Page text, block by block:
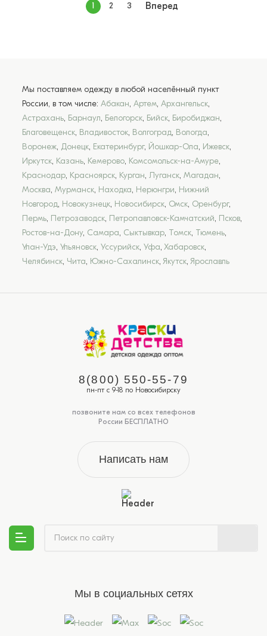
1 2 3 Вперед
Мы поставляем одежду в любой населённый пункт
России, в том числе: Абакан, Артем, Архангельск,
Астрахань, Барнаул, Белогорск, Бийск, Биробиджан,
Благовещенск, Владивосток, Волгоград, Вологда,
Воронеж, Донецк, Екатеринбург, Йошкар-Ола, Ижевск,
Иркутск, Казань, Кемерово, Комсомольск-на-Амуре,
Краснодар, Красноярск, Курган, Луганск, Магадан,
Москва, Мурманск, Находка, Нерюнгри, Нижний
Новгород, Новокузнецк, Новосибирск, Омск, Оренбург,
Пермь, Петрозаводск, Петропавловск-Камчатский, Псков,
Ростов-на-Дону, Самара, Сыктывкар, Томск, Тюмень,
Улан-Удэ, Ульяновск, Уссурийск, Уфа, Хабаровск,
Челябинск, Чита, Южно-Сахалинск, Якутск, Ярославль
8(800) 550-55-79
пн-пт с 9-18 по Новосибирску
позвоните нам со всех телефонов
России БЕСПЛАТНО
Написать нам
Мы в социальных сетях